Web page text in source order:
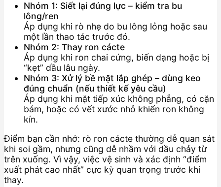
Nhóm 1: Siết lại đúng lực – kiểm tra bu
lông/ren
Áp dụng khi rò nhẹ do bu lông lỏng hoặc sau
một lần thao tác trước đó.
Nhóm 2: Thay ron cácte
Áp dụng khi ron chai cứng, biến dạng hoặc bị
“kẹt” dầu lâu ngày.
Nhóm 3: Xử lý bề mặt lắp ghép – dùng keo
đúng chuẩn (nếu thiết kế yêu cầu)
Áp dụng khi mặt tiếp xúc không phẳng, có cặn
bám, hoặc có vết xước nhỏ khiến ron không
kín.
Điểm bạn cần nhớ: rò ron cácte thường dễ quan sát
khi soi gầm, nhưng cũng dễ nhầm với dầu chảy từ
trên xuống. Vì vậy, việc vệ sinh và xác định “điểm
xuất phát cao nhất” cực kỳ quan trọng trước khi
thay.